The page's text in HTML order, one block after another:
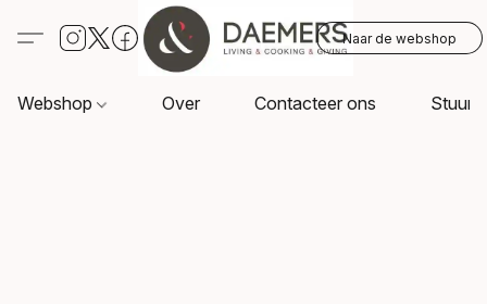
Naar de webshop
Webshop Over Contacteer ons Stuur